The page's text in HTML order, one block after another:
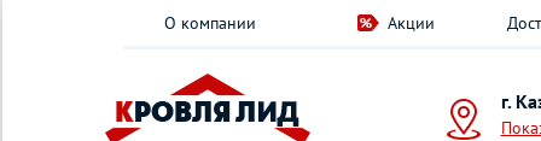
О компании Акции
г.